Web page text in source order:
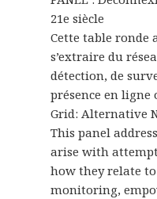
21e siècle
Cette table ronde
s’extraire du
détection, de
présence en ligne
Grid: Alternative
This panel
arise with
how they relate
monitoring,